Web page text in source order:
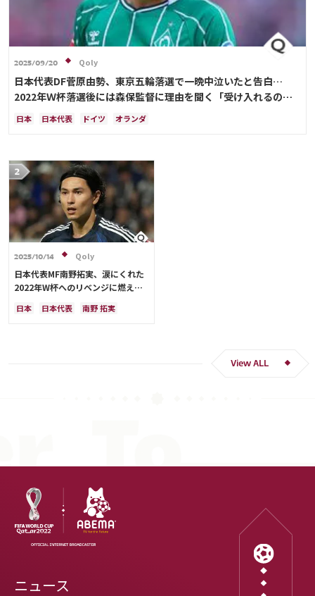
2025/09/20 Qoly
日本代表DF菅原由勢、東京五輪落選で一晩中泣いたと告白…
2022年Ｗ杯落選後には森保監督に理由を聞く「受け入れるのは
日本 日本代表 ドイツ オランダ
2025/10/14 Qoly
日本代表MF南野拓実、涙にくれた
2022年W杯へのリベンジに燃える
ー人生をかけた戦い」
日本 日本代表
南野 拓実
View ALL
ニュース